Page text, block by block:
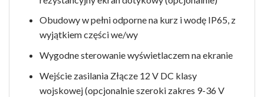
Obudowy w pełni odporne na kurz i wodę IP65, z
wyjątkiem części we/wy
Wygodne sterowanie wyświetlaczem na ekranie
Wejście zasilania Złącze 12 V DC klasy
wojskowej (opcjonalnie szeroki zakres 9-36 V